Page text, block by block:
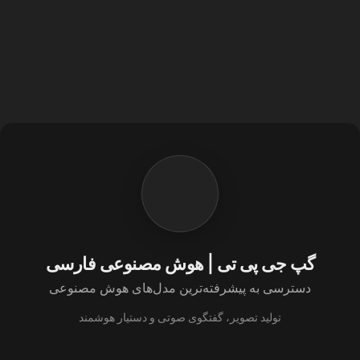
گپ جی پی تی | هوش مصنوعی فارسی
دسترسی به پیشرفته‌ترین مدل‌های هوش مصنوعی
تولید تصویر، گفتگوی صوتی و دستیار هوشمند